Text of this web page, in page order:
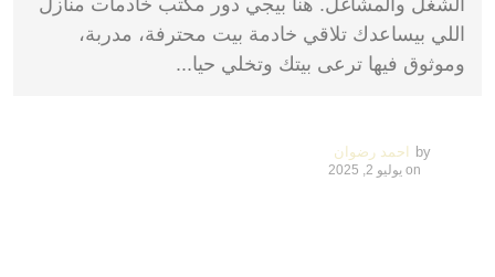
اللي بيساعدك تلاقي خادمة بيت محترفة، مدربة،
وموثوق فيها ترعى بيتك وتخلي حيا...
by احمد رضوان
on يوليو 2, 2025